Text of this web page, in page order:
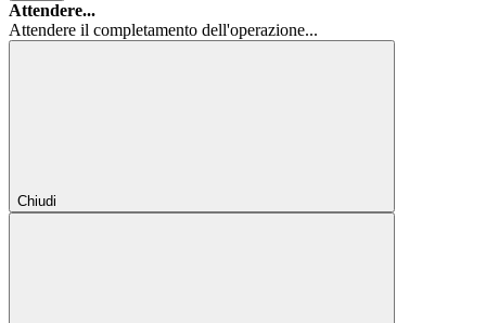
Attendere...
Attendere il completamento dell'operazione...
Chiudi